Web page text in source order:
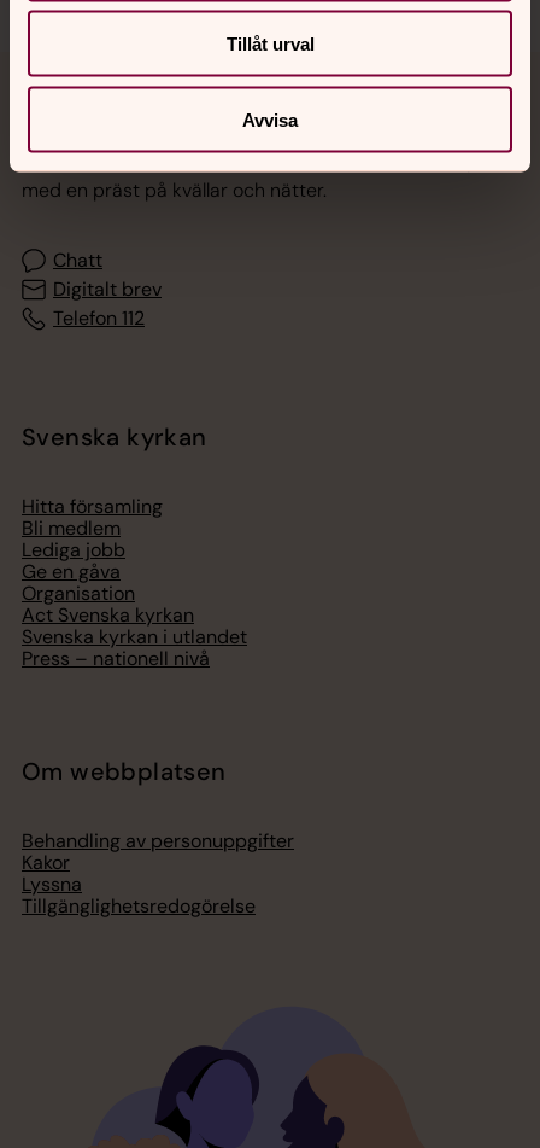
Tillåt urval
Avvisa
Akut samtals- och krisstöd. Prata eller chatta anonymt
med en präst på kvällar och nätter.
Chatt
Digitalt brev
Telefon 112
Svenska kyrkan
Hitta församling
Bli medlem
Lediga jobb
Ge en gåva
Organisation
Act Svenska kyrkan
Svenska kyrkan i utlandet
Press – nationell nivå
Om webbplatsen
Behandling av personuppgifter
Kakor
Lyssna
Tillgänglighetsredogörelse